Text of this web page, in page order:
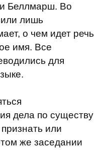
Беллмарш. Во
лишь
о чем идет речь
имя. Все
для
дела по существу
или
же заседании